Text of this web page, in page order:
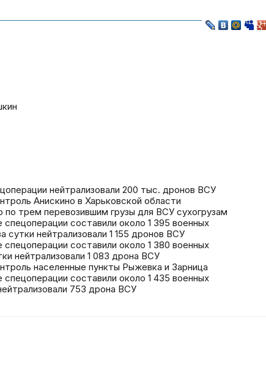
нейтрализовали 200 тыс. дронов ВСУ
Анискино в Харьковской области
по трем перевозившим грузы для ВСУ сухогрузам
составили около 1 395 военных
нейтрализовали 1 155 дронов ВСУ
составили около 1 380 военных
нейтрализовали 1 083 дрона ВСУ
населенные пункты Рыжевка и Зарница
составили около 1 435 военных
753 дрона ВСУ